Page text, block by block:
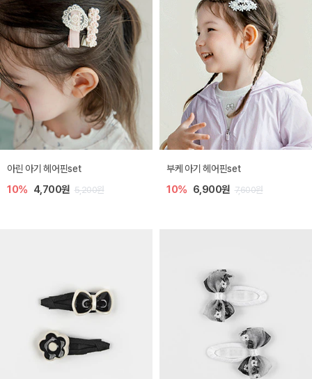
아린 아기 헤어핀set
10% 4,700원 5,200원
부케 아기 헤어핀set
10% 6,900원 7,600원